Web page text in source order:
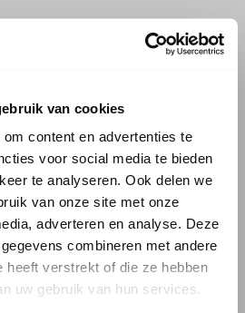
van cookies
content en advertenties te
voor social media te bieden
te analyseren. Ook delen we
van onze site met onze
adverteren en analyse. Deze
combineren met andere
heeft verstrekt of die ze hebben
uw gebruik van hun services.